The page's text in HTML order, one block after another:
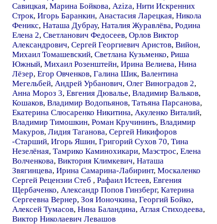
Савицкая, Марина Бойкова, Aziza, Нити Искренних
Строк, Игорь Баранкин, Анастасия Ларецкая, Никола
Феникс, Наташа Дубрау, Наталия Журавлёва, Родина
Елена 2, Светланович Федосеев, Орлов Виктор
Александрович, Сергей Георгиевич Аристов, Вийон,
Михаил Томашевский, Светлана Кузьменко, Риша
Южный, Михаил Розенштейн, Ирина Велиева, Нина
Лёзер, Егор Овченков, Галина Шик, Валентина
Мегельбей, Андрей Урбанович, Олег Виноградов 2,
Анна Мороз 3, Евгения Дювалье, Владимир Вальков,
Кошаков, Владимир Водопьянов, Татьяна Парсанова,
Екатерина Слюсаренко Никитина, Акуленко Виталий,
Владимир Тимошкин, Роман Кручининъ, Владимир
Макуров, Лидия Таганова, Сергей Никифоров
-Старший, Игорь Яшин, Григорий Сухов 70, Тина
Незелёная, Тамрико Каминохикари, Маэстрос, Елена
Волченкова, Виктория Климкевич, Наташа
Звягинцева, Ирина Самарина-Лабиринт, Москаленко
Сергей Рецензии Стеб , Рафаил Истеев, Евгения
Щербаченко, Александр Попов Гинзберг, Катерина
Сергеевна Вернер, Зоя Ионочкина, Георгий Бойко,
Алексей Тумасов, Нина Баландина, Аглая Стиходеева,
Виктор Николаевич Левашов